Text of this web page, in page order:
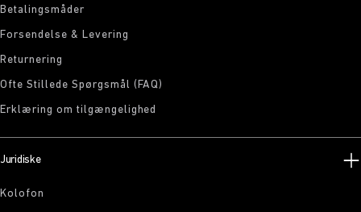
Betalingsmåder
Forsendelse & Levering
Returnering
Ofte Stillede Spørgsmål (FAQ)
Erklæring om tilgængelighed
Juridiske
Kolofon